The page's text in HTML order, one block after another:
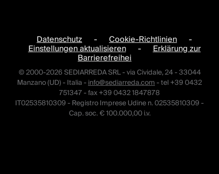
Datenschutz - Cookie-Richtlinien -
Einstellungen aktualisieren - Erklärung zur
Barrierefreihei
© 2000-2026 SEDIARREDA SRL - via Cividale, 24 - 33044
Manzano (UD) - Italia -info@sediarreda.com- tel +39 0432
751347 - fax +39 0432 1847878
IT02535810309 - Registro Imprese Udine n. 02535810309 -
Cap. soc. € 100.000,00 i.v.